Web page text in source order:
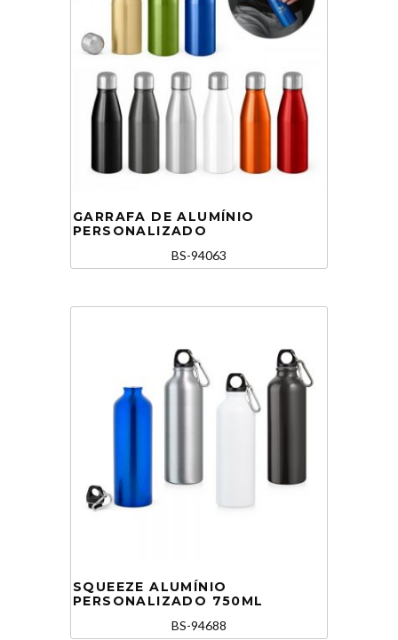
GARRAFA DE ALUMÍNIO
PERSONALIZADO
BS-94063
SQUEEZE ALUMÍNIO
PERSONALIZADO 750ML
BS-94688